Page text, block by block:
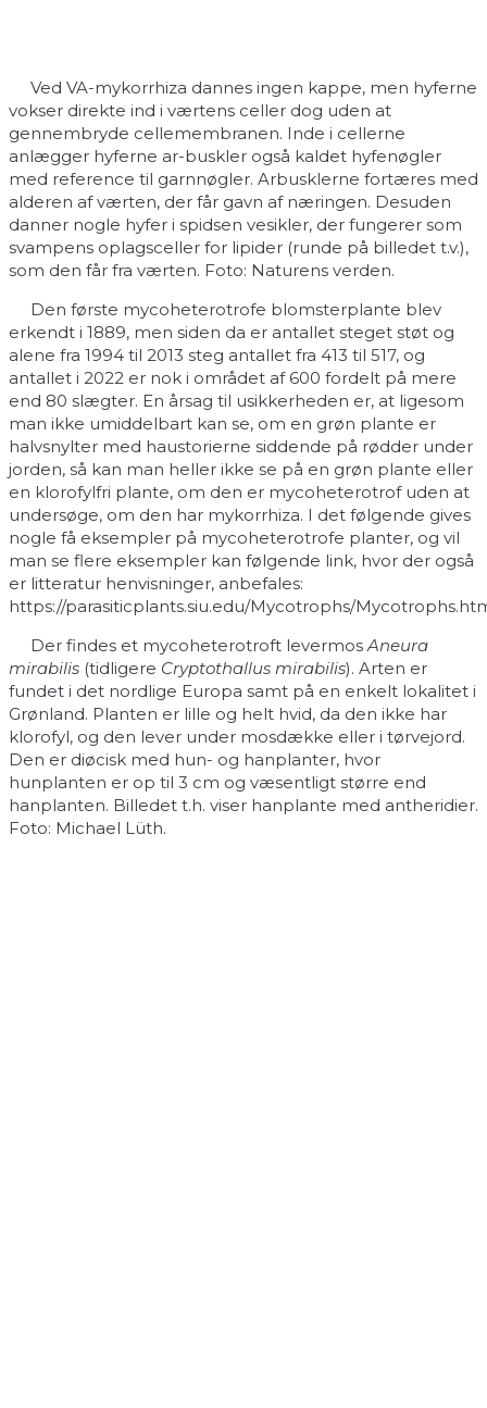
Ved VA-mykorrhiza dannes ingen kappe, men hyferne
vokser direkte ind i værtens celler dog uden at
gennembryde cellemembranen. Inde i cellerne
anlægger hyferne ar-buskler også kaldet hyfenøgler
med reference til garnnøgler. Arbusklerne fortæres med
alderen af værten, der får gavn af næringen. Desuden
danner nogle hyfer i spidsen vesikler, der fungerer som
svampens oplagsceller for lipider (runde på billedet t.v.),
som den får fra værten. Foto: Naturens verden.
Den første mycoheterotrofe blomsterplante blev
erkendt i 1889, men siden da er antallet steget støt og
alene fra 1994 til 2013 steg antallet fra 413 til 517, og
antallet i 2022 er nok i området af 600 fordelt på mere
end 80 slægter. En årsag til usikkerheden er, at ligesom
man ikke umiddelbart kan se, om en grøn plante er
halvsnylter med haustorierne siddende på rødder under
jorden, så kan man heller ikke se på en grøn plante eller
en klorofylfri plante, om den er mycoheterotrof uden at
undersøge, om den har mykorrhiza. I det følgende gives
nogle få eksempler på mycoheterotrofe planter, og vil
man se flere eksempler kan følgende link, hvor der også
er litteratur henvisninger, anbefales:
https://parasiticplants.siu.edu/Mycotrophs/
Der findes et mycoheterotroft levermosAneura
mirabilis (tidligere Cryptothallus mirabilis). Arten er
fundet i det nordlige Europa samt på en enkelt lokalitet i
Grønland. Planten er lille og helt hvid, da den ikke har
klorofyl, og den lever under mosdække eller i tørvejord.
Den er diøcisk med hun- og hanplanter, hvor
hunplanten er op til 3 cm og væsentligt større end
hanplanten. Billedet t.h. viser hanplante med antheridier.
Foto: Michael Lüth.